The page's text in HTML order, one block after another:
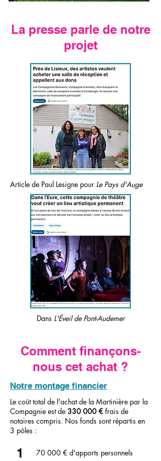
La presse parle de notre
projet
Article de Paul Lesigne pour Le Pays d'Auge
Dans L'Éveil de Pont-Audemer
Comment finançons-
nous cet achat ?
Notre montage financier
Le coût total de l'achat de la Martinière par la
Compagnie est de 330 000 € frais de
notaires compris. Nos fonds sont répartis en
3 pôles :
1 70 000 € d'apports personnels